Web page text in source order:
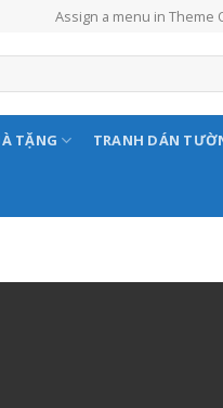
Assign a menu in Theme
TẶNG TRANH DÁN